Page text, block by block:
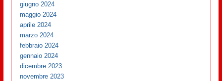
giugno 2024
maggio 2024
aprile 2024
marzo 2024
febbraio 2024
gennaio 2024
dicembre 2023
novembre 2023